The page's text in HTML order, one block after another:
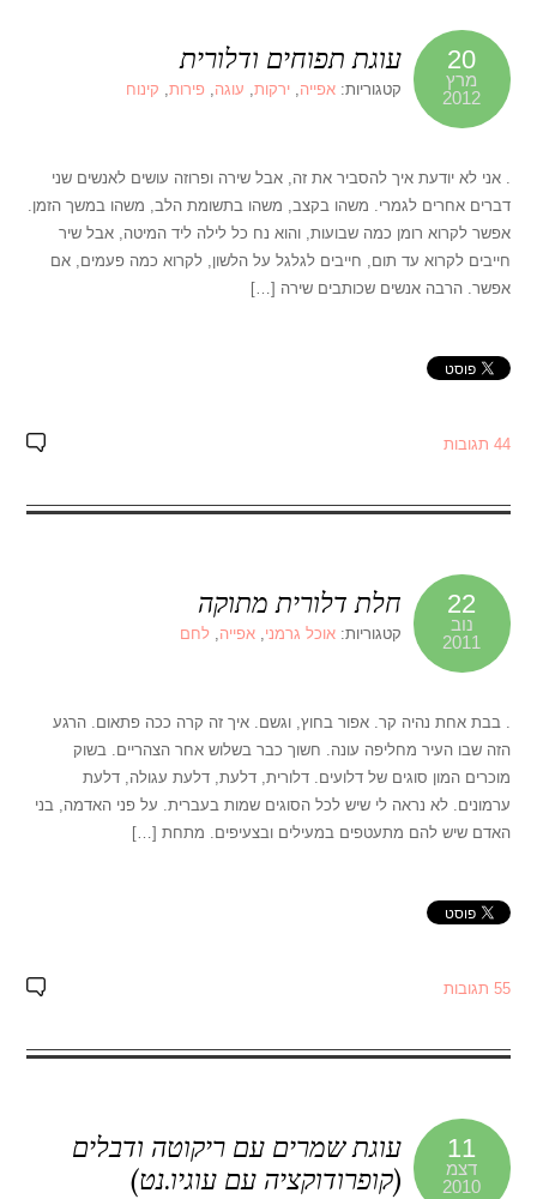
20
מרץ
2012
עוגת תפוחים ודלורית
קטגוריות:אפייה,ירקות, עוגה,פירות, קינוח
. אני לא יודעת איך להסביר את זה, אבל שירה ופרוזה עושים לאנשים שני
דברים אחרים לגמרי. משהו בקצב, משהו בתשומת הלב, משהו במשך הזמן.
אפשר לקרוא רומן כמה שבועות, והוא נח כל לילה ליד המיטה, אבל שיר
חייבים לקרוא עד תום, חייבים לגלגל על הלשון, לקרוא כמה פעמים, אם
אפשר. הרבה אנשים שכותבים שירה […]
44 תגובות
22
נוב
2011
חלת דלורית מתוקה
קטגוריות:אוכל גרמני,אפייה,לחם
. בבת אחת נהיה קר. אפור בחוץ, וגשם. איך זה קרה ככה פתאום. הרגע
הזה שבו העיר מחליפה עונה. חשוך כבר בשלוש אחר הצהריים. בשוק
מוכרים המון סוגים של דלועים. דלורית, דלעת, דלעת עגולה, דלעת
ערמונים. לא נראה לי שיש לכל הסוגים שמות בעברית. על פני האדמה, בני
האדם שיש להם מתעטפים במעילים ובצעיפים. מתחת […]
55 תגובות
11
דצמ
2010
עוגת שמרים עם ריקוטה ודבלים
(קופרודוקציה עם עוגיו.נט)